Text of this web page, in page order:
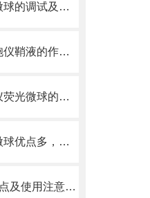
贝克曼流式细胞仪荧光微球的调试及使用
一文详细贝克曼流式细胞仪鞘液的作用原理
你了解贝克曼流式细胞仪荧光微球的制备之怎样的吗
贝克曼流式细胞仪荧光微球优点多，实用效果好
C31597离心管的基本特点及使用注意事项